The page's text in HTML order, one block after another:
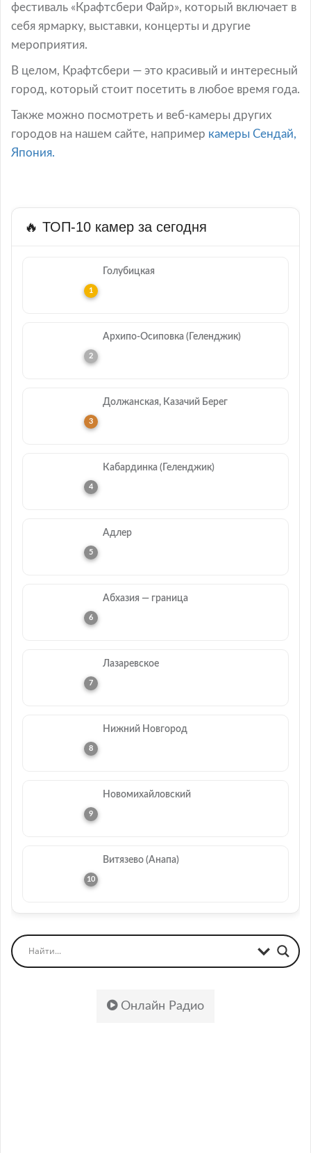
фестиваль «Крафтсбери Файр», который включает в
себя ярмарку, выставки, концерты и другие
мероприятия.
В целом, Крафтсбери — это красивый и интересный
город, который стоит посетить в любое время года.
Также можно посмотреть и веб-камеры других
городов на нашем сайте, например камеры Сендай,
Япония.
🔥 ТОП-10 камер за сегодня
Голубицкая
Архипо-Осиповка (Геленджик)
Должанская, Казачий Берег
Кабардинка (Геленджик)
Адлер
Абхазия — граница
Лазаревское
Нижний Новгород
Новомихайловский
Витязево (Анапа)
Онлайн Радио